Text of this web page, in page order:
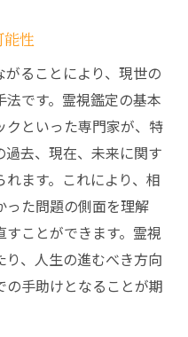
化するステップ
定のアプローチ
の解消プロセス
るための霊視鑑定
の発見と再生
を見つける方法
定の効果
もたらす理由
癒やしのプロセス
取り戻すきっかけ
性
ることにより、現世の
です。霊視鑑定の基本
といった専門家が、特
去、現在、未来に関す
ます。これにより、相
った問題の側面を理解
すことができます。霊視
、人生の進むべき方向
手助けとなることが期